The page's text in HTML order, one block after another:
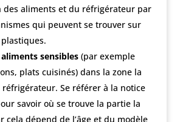
des aliments et du réfrigérateur par
qui peuvent se trouver sur
sensibles (par exemple
plats cuisinés) dans la zone la
Se référer à la notice
savoir où se trouve la partie la
cela dépend de l’âge et du modèle